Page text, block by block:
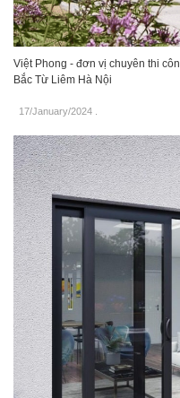
Việt Phong - đơn vị chuyên thi
Bắc Từ Liêm Hà Nội
17/January/2024